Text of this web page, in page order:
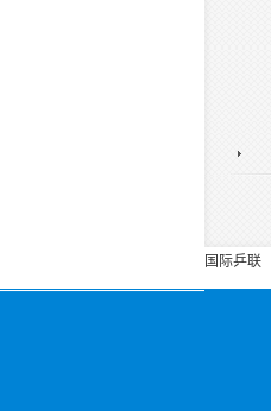
国际乒联